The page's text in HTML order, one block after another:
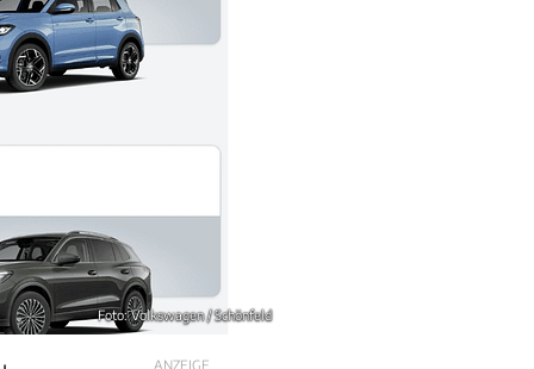
Foto: Volkswagen / Schönfeld
ANZEIGE